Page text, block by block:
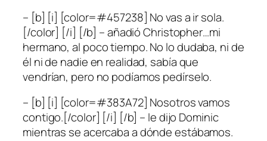
– [b] [i] [color=#457238] No vas a ir sola.
[/color] [/i] [/b] – añadió Christopher…mi
hermano, al poco tiempo. No lo dudaba, ni de
él ni de nadie en realidad, sabía que
vendrían, pero no podíamos pedírselo.
– [b] [i] [color=#383A72] Nosotros vamos
contigo.[/color] [/i] [/b] – le dijo Dominic
mientras se acercaba a dónde estábamos.